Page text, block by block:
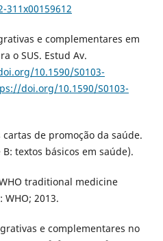
e complementares em
o SUS. Estud Av.
10.1590/S0103-
doi.org/10.1590/S0103-
de promoção da saúde.
textos básicos em saúde).
traditional medicine
WHO; 2013.
e complementares no